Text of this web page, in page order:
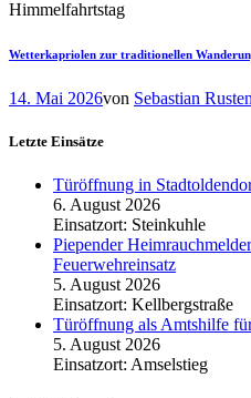
Wetterkapriolen zur traditionellen
14. Mai 2026von Sebastian
Letzte Einsätze
Türöffnung in
6. August 2026
Einsatzort: Steinkuhle
Piepender
Feuerwehreinsatz
5. August 2026
Einsatzort: Kellbergstraße
Türöffnung als Amtshilfe
5. August 2026
Einsatzort: Amselstieg